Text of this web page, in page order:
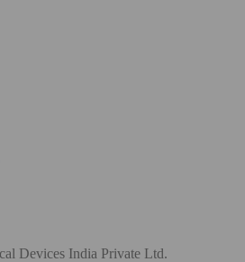
Devices India Private Ltd.